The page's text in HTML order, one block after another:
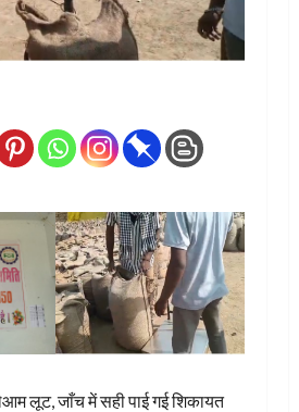
लूट, जाँच में सही पाई गई शिकायत